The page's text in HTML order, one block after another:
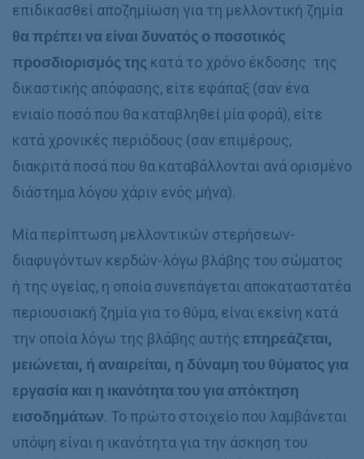
επιδικασθεί αποζημίωση για τη μελλοντική ζημία
θα πρέπει να είναι δυνατός ο ποσοτικός
προσδιορισμός της κατά το χρόνο έκδοσης της
δικαστικής απόφασης, είτε εφάπαξ (σαν ένα
ενιαίο ποσό που θα καταβληθεί μία φορά), είτε
κατά χρονικές περιόδους (σαν επιμέρους,
διακριτά ποσά που θα καταβάλλονται ανά ορισμένο
διάστημα λόγου χάριν ενός μήνα).
Μία περίπτωση μελλοντικών στερήσεων-
διαφυγόντων κερδών-λόγω βλάβης του σώματος
ή της υγείας, η οποία συνεπάγεται αποκαταστατέα
περιουσιακή ζημία για το θύμα, είναι εκείνη κατά
την οποία λόγω της βλάβης αυτής επηρεάζεται,
μειώνεται, ή αναιρείται, η δύναμη του θύματος για
εργασία και η ικανότητα του για απόκτηση
εισοδημάτων. Το πρώτο στοιχείο που λαμβάνεται
υπόψη είναι η ικανότητα για την άσκηση του